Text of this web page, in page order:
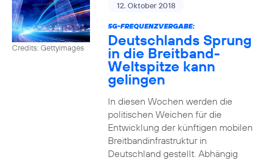
Credits: Gettyimages
12. Oktober 2018
5G-FREQUENZVERGABE:
Deutschlands Sprung
in die Breitband-
Weltspitze kann
gelingen
In diesen Wochen werden die
politischen Weichen für die
Entwicklung der künftigen mobilen
Breitbandinfrastruktur in
Deutschland gestellt. Abhängig